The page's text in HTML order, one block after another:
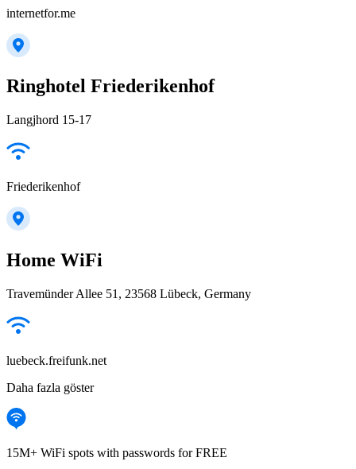
internetfor.me
Ringhotel Friederikenhof
Langjhord 15-17
Friederikenhof
Home WiFi
Travemünder Allee 51, 23568 Lübeck, Germany
luebeck.freifunk.net
Daha fazla göster
15M+ WiFi spots with passwords for FREE